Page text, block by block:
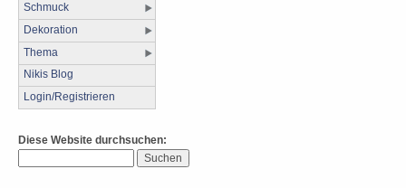
Schmuck
Dekoration
Thema
Nikis Blog
Login/Registrieren
Diese Website durchsuchen: